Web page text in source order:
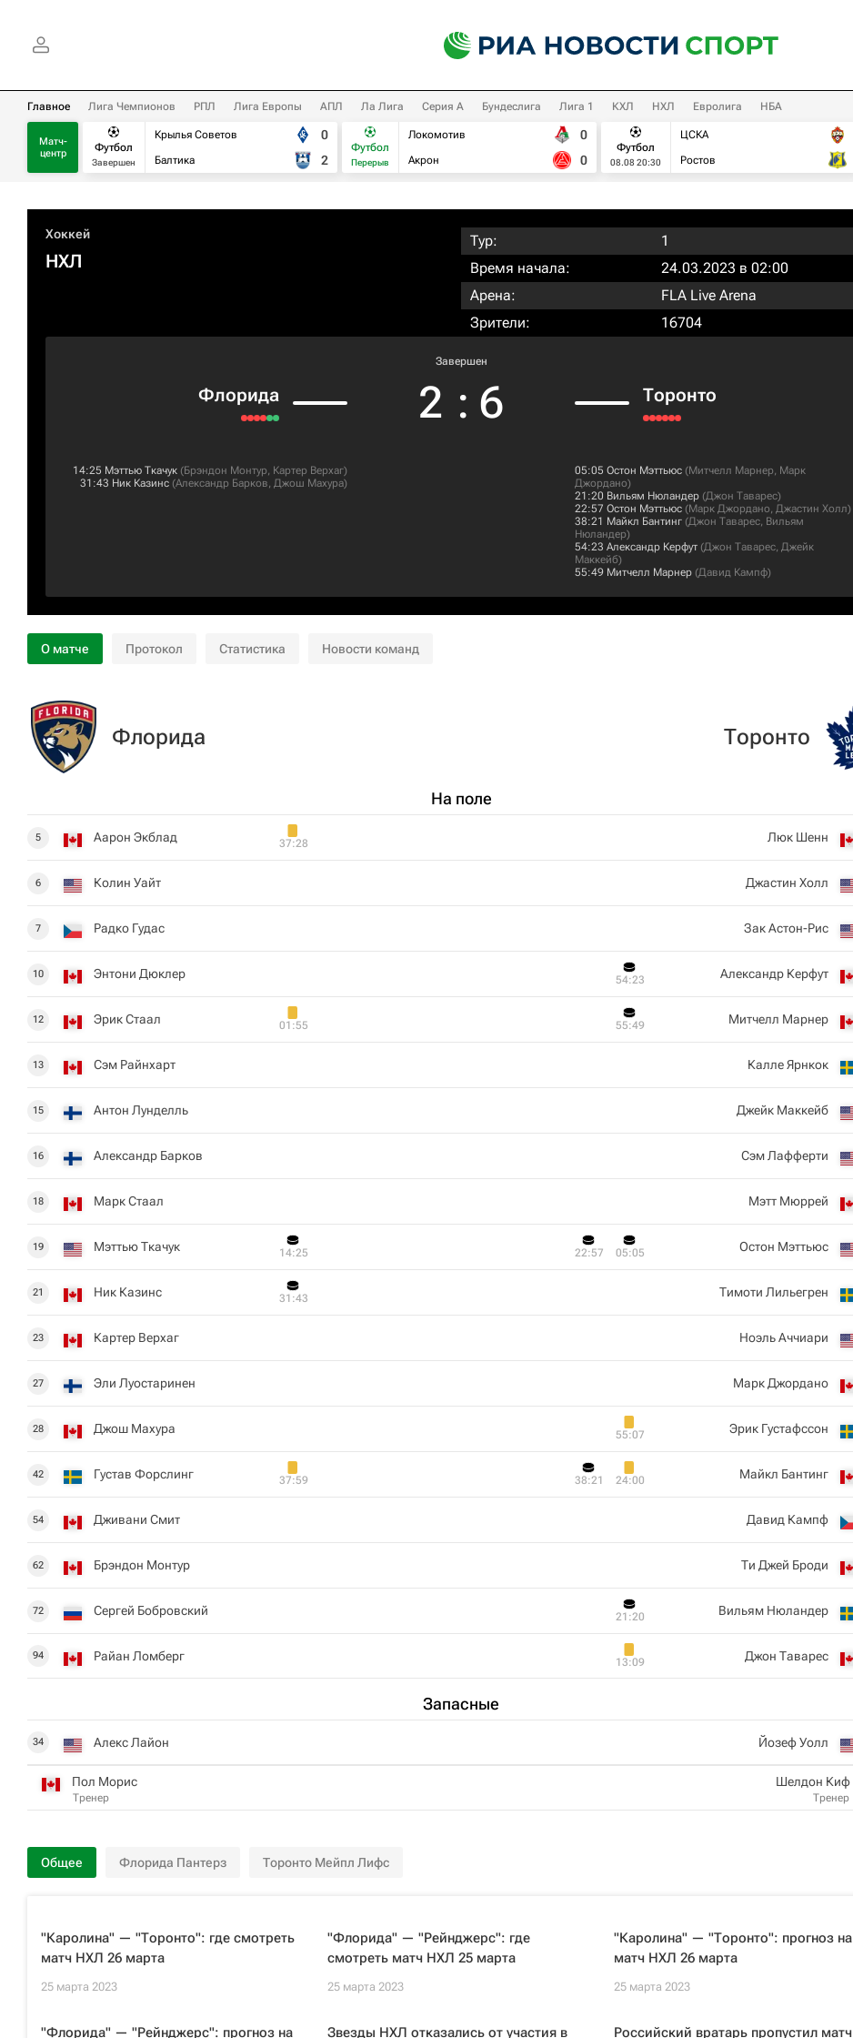
Главное Лига Чемпионов РПЛ Лига Европы АПЛ Ла Лига Серия А Бундеслига Лига 1 КХЛ НХЛ Евролига НБА
Матч-
центр
Футбол
Завершен
Крылья Советов
Балтика
0
2
Футбол
Перерыв
Локомотив
Акрон
0
0
Футбол
08.08 20:30
ЦСКА
Ростов
Хоккей
НХЛ
Тур:
1
Время начала:
24.03.2023 в 02:00
Арена:
FLA Live Arena
Зрители:
16704
Флорида
Завершен
2 : 6 Торонто
14:25 Мэттью Ткачук (Брэндон Монтур, Картер Верхаг)
31:43 Ник Казинс (Александр Барков, Джош Махура)
05:05 Остон Мэттьюс (Митчелл Марнер, Марк
Джордано)
21:20 Вильям Нюландер (Джон Таварес)
22:57 Остон Мэттьюс (Марк Джордано, Джастин Холл)
38:21 Майкл Бантинг (Джон Таварес, Вильям
Нюландер)
54:23 Александр Керфут (Джон Таварес, Джейк
Маккейб)
55:49 Митчелл Марнер (Давид Кампф)
О матче Протокол Статистика Новости команд
Флорида
На поле
5 Аарон Экблад 37:28
6 Колин Уайт
7 Радко Гудас
10 Энтони Дюклер
12 Эрик Стаал 01:55
13 Сэм Райнхарт
15 Антон Лунделль
16 Александр Барков
18 Марк Стаал
19 Мэттью Ткачук 14:25
21 Ник Казинс 31:43
23 Картер Верхаг
27 Эли Луостаринен
28 Джош Махура
42 Густав Форслинг 37:59
54 Дживани Смит
62 Брэндон Монтур
72 Сергей Бобровский
94 Райан Ломберг
Запасные
34 Алекс Лайон
Пол Морис
Тренер
Торонто
Люк Шенн
Джастин Холл
Зак Астон-Рис
Александр Керфут
54:23
Митчелл Марнер
55:49
Калле Ярнкок
Джейк Маккейб
Сэм Лафферти
Мэтт Мюррей
Остон Мэттьюс
05:05
22:57
Тимоти Лильегрен
Ноэль Аччиари
Марк Джордано
Эрик Густафссон
55:07
Майкл Бантинг
24:00
38:21
Давид Кампф
Ти Джей Броди
Вильям Нюландер
21:20
Джон Таварес
13:09
Йозеф Уолл
Шелдон Киф
Тренер
Общее Флорида Пантерз Торонто Мейпл Лифс
"Каролина" — "Торонто": где смотреть
матч НХЛ 26 марта
25 марта 2023
"Флорида" — "Рейнджерс": где
смотреть матч НХЛ 25 марта
25 марта 2023
"Каролина" — "Торонто": прогноз на
матч НХЛ 26 марта
25 марта 2023
"Флорида" — "Рейнджерс": прогноз на
Звезды НХЛ отказались от участия в
Российский вратарь пропустил матч